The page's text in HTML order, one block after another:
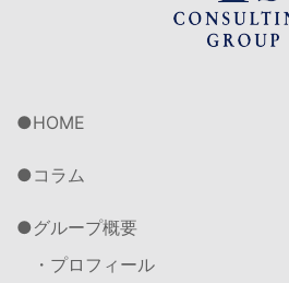
HOME
コラム
グループ概要
・プロフィール